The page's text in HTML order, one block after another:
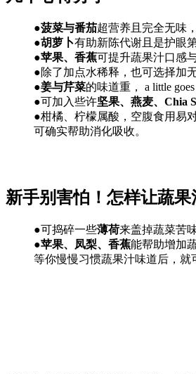
●菠菜与番茄超营养且完全无味
●胡萝卜有助新陈代谢且是护眼
●苹果、香蕉可提升蔬果汁口感
●除了加点水稀释，也可选择加
●姜与芹菜的味道重， a little
●可加入些许坚果、燕麦、Chia
●柑橘、柠檬属酸，空腹食用易
可确实帮助消化吸收。
新手别害怕！怎样让蔬果
●可捣碎一些薄荷来盖掉蔬菜苦
●苹果、凤梨、香蕉能帮助增加
等你慢慢习惯蔬果汁味道后，就